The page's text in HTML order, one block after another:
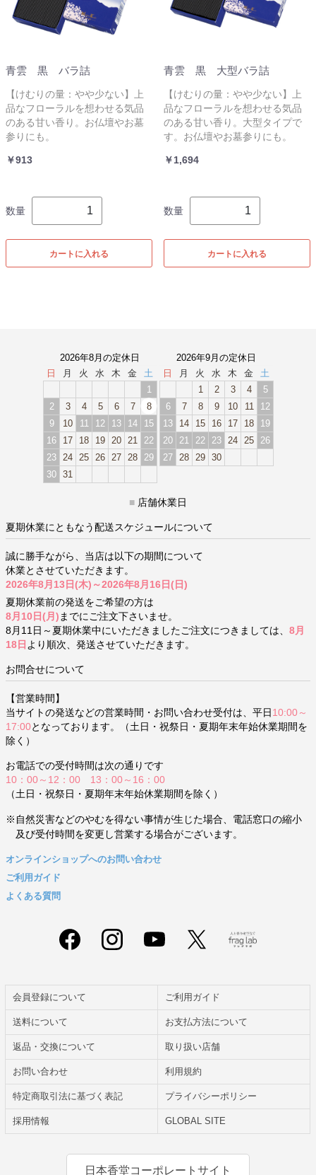
青雲 黒 バラ詰
【けむりの量：やや少ない】上
品なフローラルを想わせる気品
のある甘い香り。お仏壇やお墓
参りにも。
￥913
数量
カートに入れる
青雲 黒 大型バラ詰
【けむりの量：やや少ない】上
品なフローラルを想わせる気品
のある甘い香り。大型タイプで
す。お仏壇やお墓参りにも。
￥1,694
数量
カートに入れる
2026年8月の定休日
日
月 火 水 木 金
土
1
2
3 4 5 6 7
8
9
10 11 12 13 14
15
16
17 18 19 20 21
22
23
24 25 26 27 28
29
30 31
2026年9月の定休日
日
月 火 水 木 金
土
1
2 3 4
5
6
7 8 9 10 11
12
13
14 15 16 17 18
19
20
21 22 23 24 25
26
27
28 29 30
■ 店舗休業日
夏期休業にともなう配送スケジュールについて
誠に勝手ながら、当店は以下の期間について
休業とさせていただきます。
2026年8月13日(木)～2026年8月16日(日)
夏期休業前の発送をご希望の方は
8月10日(月) までにご注文下さいませ。
8月11日～夏期休業中にいただきましたご注文につきましては、 8月
18日 より順次、発送させていただきます。
お問合せについて
【営業時間】
当サイトの発送などの営業時間・お問い合わせ受付は、平日 10:00～
17:00となっております。（土日・祝祭日・夏期年末年始休業期間を
除く）
お電話での受付時間は次の通りです
10：00～12：00 13：00～16：00
（土日・祝祭日・夏期年末年始休業期間を除く）
※自然災害などのやむを得ない事情が生じた場合、電話窓口の縮小
及び受付時間を変更し営業する場合がございます。
オンラインショップへのお問い合わせ
ご利用ガイド
よくある質問
会員登録について ご利用ガイド
送料について お支払方法について
返品・交換について 取り扱い店舗
お問い合わせ 利用規約
特定商取引法に基づく表記 プライバシーポリシー
採用情報 GLOBAL SITE
日本香堂コーポレートサイト